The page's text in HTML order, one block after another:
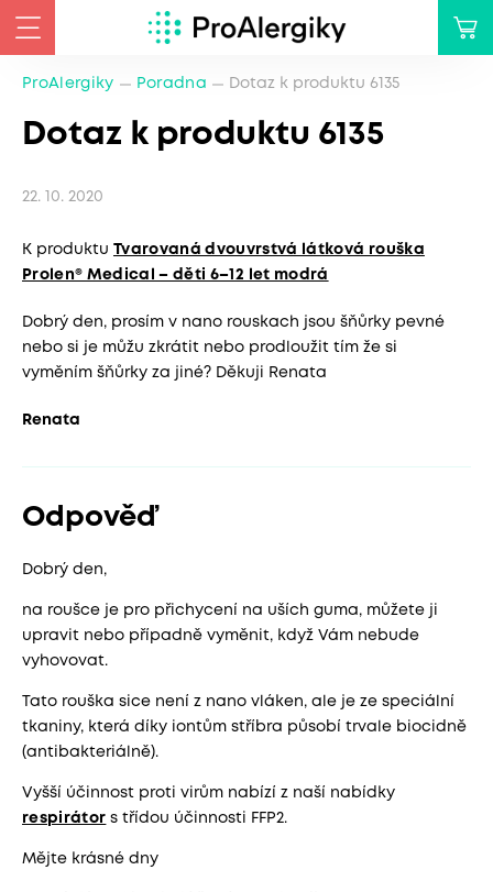
ProAlergiky Poradna Dotaz k produktu 6135
Dotaz k produktu 6135
22. 10. 2020
K produktu Tvarovaná dvouvrstvá látková rouška
Prolen® Medical – děti 6–12 let modrá
Dobrý den, prosím v nano rouskach jsou šňůrky pevné
nebo si je můžu zkrátit nebo prodloužit tím že si
vyměním šňůrky za jiné? Děkuji Renata
Renata
Odpověď
Dobrý den,
na roušce je pro přichycení na uších guma, můžete ji
upravit nebo případně vyměnit, když Vám nebude
vyhovovat.
Tato rouška sice není z nano vláken, ale je ze speciální
tkaniny, která díky iontům stříbra působí trvale biocidně
(antibakteriálně).
Vyšší účinnost proti virům nabízí z naší nabídky
respirátor s třídou účinnosti FFP2.
Mějte krásné dny